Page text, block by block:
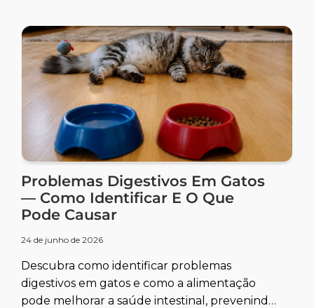
Problemas Digestivos Em Gatos
— Como Identificar E O Que
Pode Causar
24 de junho de 2026
Descubra como identificar problemas
digestivos em gatos e como a alimentação
pode melhorar a saúde intestinal, prevenindo